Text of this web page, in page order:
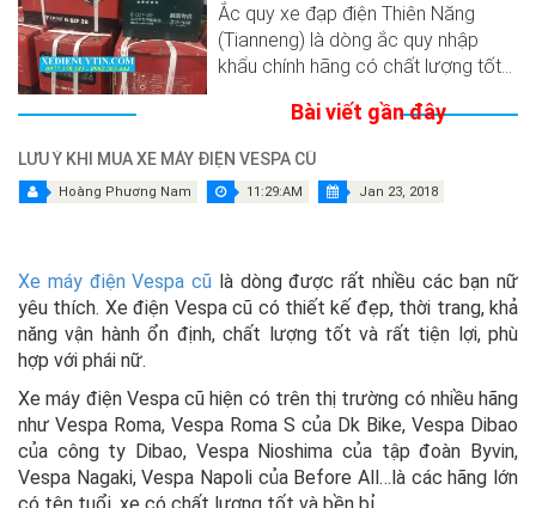
Ắc quy xe đạp điện Thiên Năng
(Tianneng) là dòng ắc quy nhập
khẩu chính hãng có chất lượng tốt...
Bài viết gần đây
LƯU Ý KHI MUA XE MÁY ĐIỆN VESPA CŨ
Hoàng Phương Nam 11:29:AM Jan 23, 2018
Xe máy điện Vespa cũ là dòng được rất nhiều các bạn nữ
yêu thích. Xe điện Vespa cũ có thiết kế đẹp, thời trang, khả
năng vận hành ổn định, chất lượng tốt và rất tiện lợi, phù
hợp với phái nữ.
Xe máy điện Vespa cũ hiện có trên thị trường có nhiều hãng
như Vespa Roma, Vespa Roma S của Dk Bike, Vespa Dibao
của công ty Dibao, Vespa Nioshima của tập đoàn Byvin,
Vespa Nagaki, Vespa Napoli của Before All…là các hãng lớn
có tên tuổi, xe có chất lượng tốt và bền bỉ.